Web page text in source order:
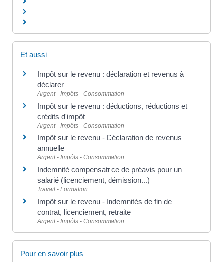
Et aussi
Impôt sur le revenu : déclaration et revenus à
déclarer
Argent - Impôts - Consommation
Impôt sur le revenu : déductions, réductions et
crédits d'impôt
Argent - Impôts - Consommation
Impôt sur le revenu - Déclaration de revenus
annuelle
Argent - Impôts - Consommation
Indemnité compensatrice de préavis pour un
salarié (licenciement, démission...)
Travail - Formation
Impôt sur le revenu - Indemnités de fin de
contrat, licenciement, retraite
Argent - Impôts - Consommation
Pour en savoir plus